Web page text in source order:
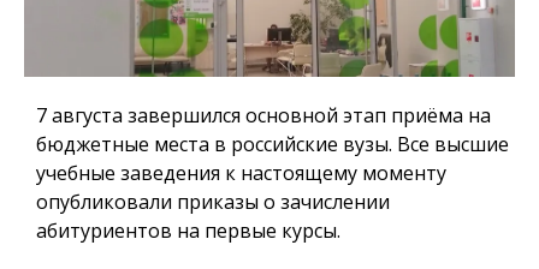
7 августа завершился основной этап приёма на
бюджетные места в российские вузы. Все высшие
учебные заведения к настоящему моменту
опубликовали приказы о зачислении
абитуриентов на первые курсы.